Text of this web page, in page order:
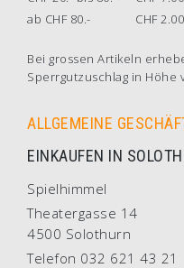
ab CHF 80.-
CHF 2.00
Bei grossen Artikeln
Sperrgutzuschlag in Höhe
ALLGEMEINE
EINKAUFEN IN
Spielhimmel
Theatergasse 14
4500 Solothurn
Telefon 032 621 43 21